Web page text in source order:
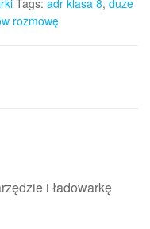
Tags: adr klasa 8, duze
rozmowę
i ładowarkę